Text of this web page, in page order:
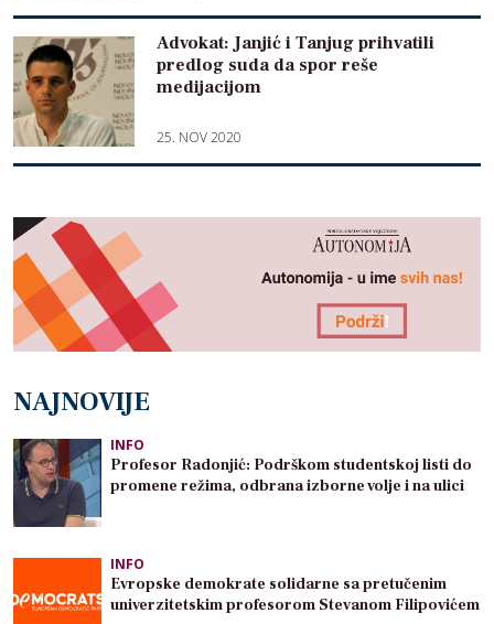
Advokat: Janjić i Tanjug prihvatili
predlog suda da spor reše
medijacijom
25. NOV 2020
NAJNOVIJE
INFO
Profesor Radonjić: Podrškom studentskoj listi do
promene režima, odbrana izborne volje i na ulici
INFO
Evropske demokrate solidarne sa pretučenim
univerzitetskim profesorom Stevanom Filipovićem